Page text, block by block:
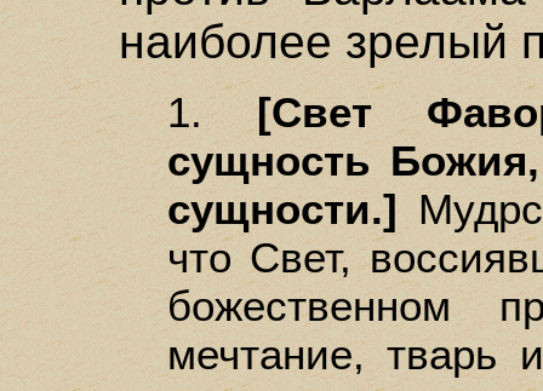
наиболее зрелый
1. [Свет
сущность
сущности.]
что Свет,
божественном
мечтание, тварь